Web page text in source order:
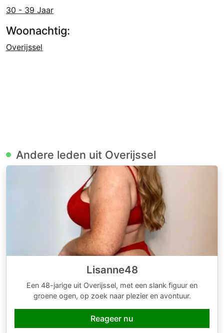
30 - 39 Jaar
Woonachtig:
Overijssel
Andere leden uit Overijssel
Lisanne48
Een 48-jarige uit Overijssel, met een slank figuur en
groene ogen, op zoek naar plezier en avontuur.
Reageer nu